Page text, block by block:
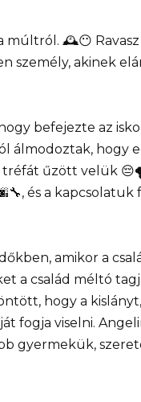
múltról. 🕰️😶
személy, akinek
befejezte az
álmodoztak, hogy
tréfát űzött velük
és a kapcsolatuk
amikor a
a család méltó
hogy a kislányt,
fogja viselni.
gyermekük,